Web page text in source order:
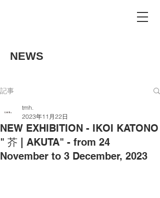
NEWS
記事
NEW EXHIBITION - IKOI KATONO
" 芥 | AKUTA" - from 24
November to 3 December, 2023
tmh.
2023年11月22日